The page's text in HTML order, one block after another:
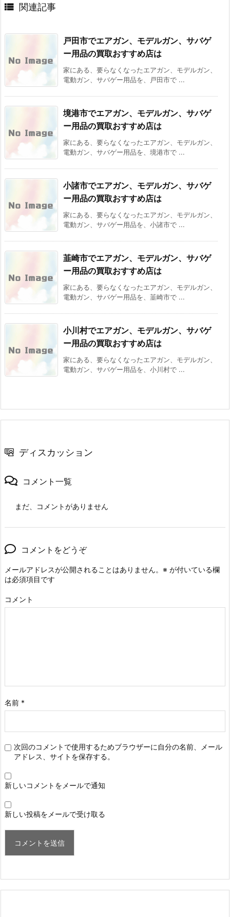
 関連記事
戸田市でエアガン、モデルガン、サバゲ
ー用品の買取おすすめ店は
家にある、要らなくなったエアガン、モデルガン、
電動ガン、サバゲー用品を、戸田市で ...
境港市でエアガン、モデルガン、サバゲ
ー用品の買取おすすめ店は
家にある、要らなくなったエアガン、モデルガン、
電動ガン、サバゲー用品を、境港市で ...
小諸市でエアガン、モデルガン、サバゲ
ー用品の買取おすすめ店は
家にある、要らなくなったエアガン、モデルガン、
電動ガン、サバゲー用品を、小諸市で ...
韮崎市でエアガン、モデルガン、サバゲ
ー用品の買取おすすめ店は
家にある、要らなくなったエアガン、モデルガン、
電動ガン、サバゲー用品を、韮崎市で ...
小川村でエアガン、モデルガン、サバゲ
ー用品の買取おすすめ店は
家にある、要らなくなったエアガン、モデルガン、
電動ガン、サバゲー用品を、小川村で ...
ディスカッション
コメント一覧
まだ、コメントがありません
コメントをどうぞ
メールアドレスが公開されることはありません。 ※ が付いている欄
は必須項目です
コメント
名前 *
次回のコメントで使用するためブラウザーに自分の名前、メール
アドレス、サイトを保存する。
新しいコメントをメールで通知
新しい投稿をメールで受け取る